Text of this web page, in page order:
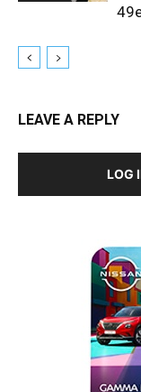
LEAVE A REPLY
LOG